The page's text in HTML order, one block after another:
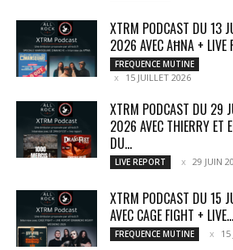
XTRM PODCAST DU 13
2026 AVEC AĦNA + LIVE
FREQUENCE MUTINE
15 JUILLET 2026
XTRM PODCAST DU 29
2026 AVEC THIERRY ET
DU...
LIVE REPORT 29 JUIN
XTRM PODCAST DU 15
AVEC CAGE FIGHT + LIVE...
FREQUENCE MUTINE 15